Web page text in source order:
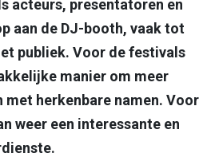
acteurs, presentatoren en
aan de DJ-booth, vaak tot
publiek. Voor de festivals
manier om meer
herkenbare namen. Voor
weer een interessante en